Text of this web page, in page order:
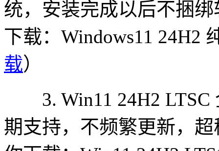
统，安装完成以后不捆
下载：Windows11 24H2
载）
3. Win11 24H2 LTSC
期支持，不频繁更新，